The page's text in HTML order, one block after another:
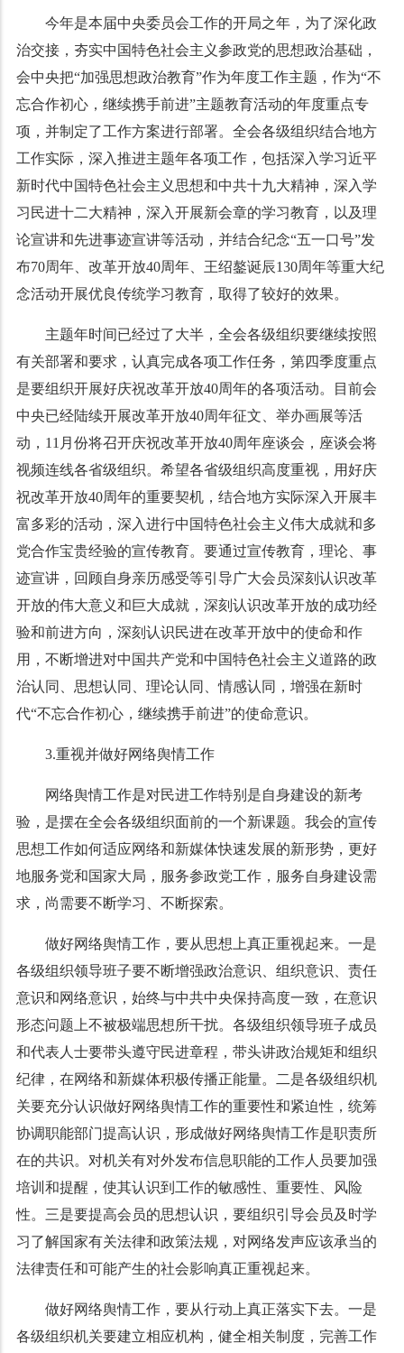
今年是本届中央委员会工作的开局之年，为了深化政
治交接，夯实中国特色社会主义参政党的思想政治基础，
会中央把“加强思想政治教育”作为年度工作主题，作为“不
忘合作初心，继续携手前进”主题教育活动的年度重点专
项，并制定了工作方案进行部署。全会各级组织结合地方
工作实际，深入推进主题年各项工作，包括深入学习近平
新时代中国特色社会主义思想和中共十九大精神，深入学
习民进十二大精神，深入开展新会章的学习教育，以及理
论宣讲和先进事迹宣讲等活动，并结合纪念“五一口号”发
布70周年、改革开放40周年、王绍鏊诞辰130周年等重大纪
念活动开展优良传统学习教育，取得了较好的效果。
主题年时间已经过了大半，全会各级组织要继续按照
有关部署和要求，认真完成各项工作任务，第四季度重点
是要组织开展好庆祝改革开放40周年的各项活动。目前会
中央已经陆续开展改革开放40周年征文、举办画展等活
动，11月份将召开庆祝改革开放40周年座谈会，座谈会将
视频连线各省级组织。希望各省级组织高度重视，用好庆
祝改革开放40周年的重要契机，结合地方实际深入开展丰
富多彩的活动，深入进行中国特色社会主义伟大成就和多
党合作宝贵经验的宣传教育。要通过宣传教育，理论、事
迹宣讲，回顾自身亲历感受等引导广大会员深刻认识改革
开放的伟大意义和巨大成就，深刻认识改革开放的成功经
验和前进方向，深刻认识民进在改革开放中的使命和作
用，不断增进对中国共产党和中国特色社会主义道路的政
治认同、思想认同、理论认同、情感认同，增强在新时
代“不忘合作初心，继续携手前进”的使命意识。
3.重视并做好网络舆情工作
网络舆情工作是对民进工作特别是自身建设的新考
验，是摆在全会各级组织面前的一个新课题。我会的宣传
思想工作如何适应网络和新媒体快速发展的新形势，更好
地服务党和国家大局，服务参政党工作，服务自身建设需
求，尚需要不断学习、不断探索。
做好网络舆情工作，要从思想上真正重视起来。一是
各级组织领导班子要不断增强政治意识、组织意识、责任
意识和网络意识，始终与中共中央保持高度一致，在意识
形态问题上不被极端思想所干扰。各级组织领导班子成员
和代表人士要带头遵守民进章程，带头讲政治规矩和组织
纪律，在网络和新媒体积极传播正能量。二是各级组织机
关要充分认识做好网络舆情工作的重要性和紧迫性，统筹
协调职能部门提高认识，形成做好网络舆情工作是职责所
在的共识。对机关有对外发布信息职能的工作人员要加强
培训和提醒，使其认识到工作的敏感性、重要性、风险
性。三是要提高会员的思想认识，要组织引导会员及时学
习了解国家有关法律和政策法规，对网络发声应该承当的
法律责任和可能产生的社会影响真正重视起来。
做好网络舆情工作，要从行动上真正落实下去。一是
各级组织机关要建立相应机构，健全相关制度，完善工作